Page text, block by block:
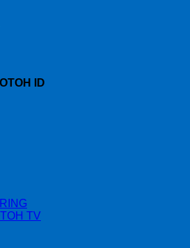
ID
TV